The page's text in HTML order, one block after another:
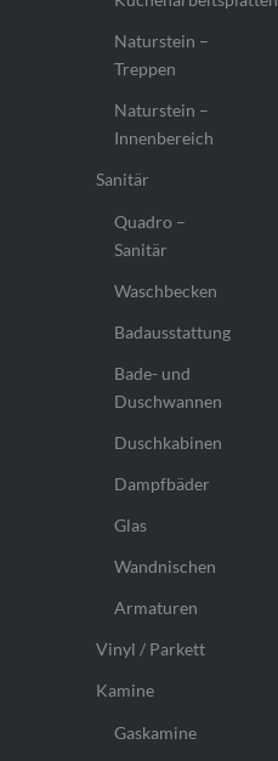
Naturstein –
Treppen
Naturstein –
Innenbereich
Sanitär
Quadro –
Sanitär
Waschbecken
Badausstattung
Bade- und
Duschwannen
Duschkabinen
Dampfbäder
Glas
Wandnischen
Armaturen
Vinyl / Parkett
Kamine
Gaskamine